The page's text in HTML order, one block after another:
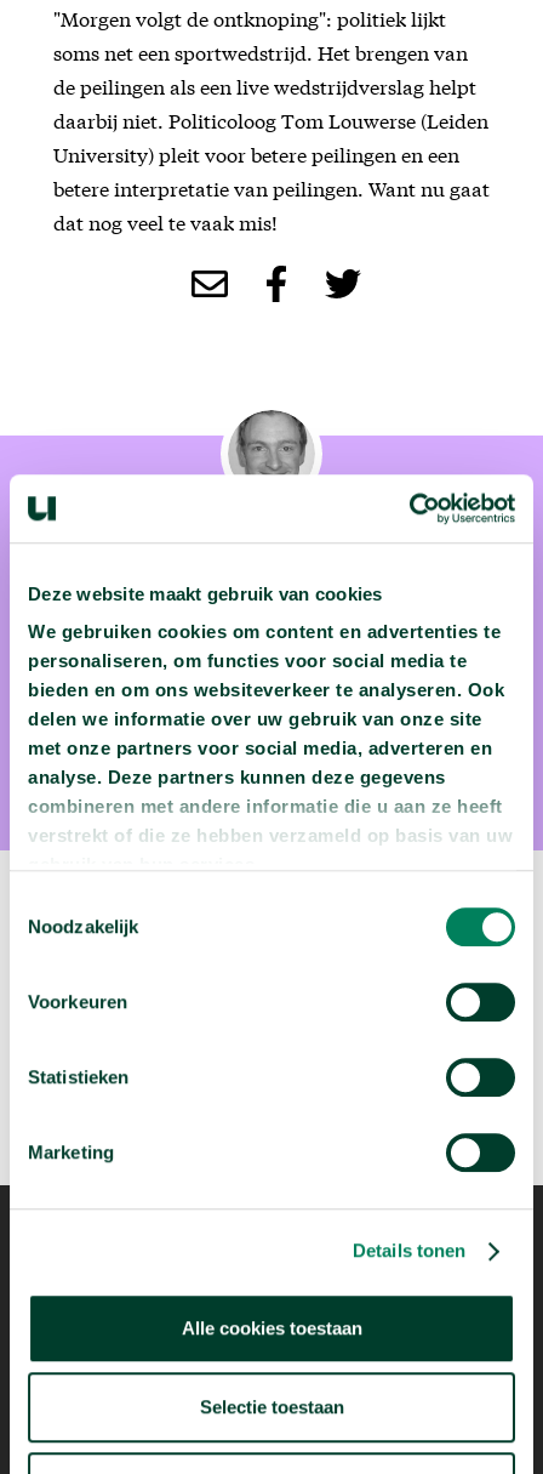
Deze website maakt gebruik van cookies
We gebruiken cookies om content en advertenties te
personaliseren, om functies voor social media te
bieden en om ons websiteverkeer te analyseren. Ook
delen we informatie over uw gebruik van onze site
met onze partners voor social media, adverteren en
analyse. Deze partners kunnen deze gegevens
combineren met andere informatie die u aan ze heeft
verstrekt of die ze hebben verzameld op basis van uw
Noodzakelijk
Voorkeuren
Statistieken
Marketing
Details tonen
Alle cookies toestaan
Selectie toestaan
"Morgen volgt de ontknoping": politiek lijkt
soms net een sportwedstrijd. Het brengen van
de peilingen als een live wedstrijdverslag helpt
daarbij niet. Politicoloog Tom Louwerse (Leiden
University) pleit voor betere peilingen en een
betere interpretatie van peilingen. Want nu gaat
dat nog veel te vaak mis!
dr. Tom Louwerse
Eén peiling is geen peiling, dat wil politicoloog Tom
Louwerse (Universiteit Leiden) duidelijk maken aan heel
Nederland. En hij vertelt je ook meteen hoe je fatsoenlijk
peilingen houdt en wat ze nu wel en niet zeggen.
arrow_forward
Mogelijk dankzij